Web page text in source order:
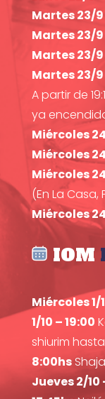
Martes 23/9
Martes 23/9
Martes 23/9
Martes 23/9
A partir de
ya
Miércoles
Miércoles
Miércoles
(En La Casa,
Miércoles
IOM
Miércoles 1/
1/10 – 19:00
shiurim
8:00hs
Jueves 2/10